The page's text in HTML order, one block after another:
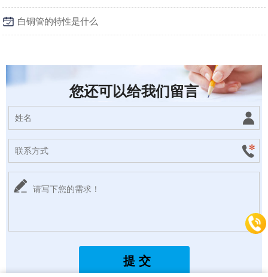
白铜管的特性是什么
您还可以给我们留言